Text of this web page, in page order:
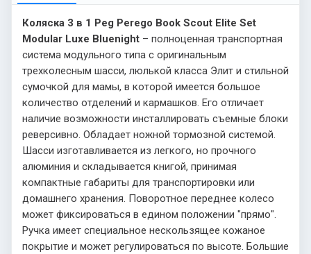
Коляска 3 в 1 Peg Perego Book Scout Elite Set
Modular Luxe Bluenight – полноценная транспортная
система модульного типа с оригинальным
трехколесным шасси, люлькой класса Элит и стильной
сумочкой для мамы, в которой имеется большое
количество отделений и кармашков. Его отличает
наличие возможности инсталлировать съемные блоки
реверсивно. Обладает ножной тормозной системой.
Шасси изготавливается из легкого, но прочного
алюминия и складывается книгой, принимая
компактные габариты для транспортировки или
домашнего хранения. Поворотное переднее колесо
может фиксироваться в едином положении "прямо".
Ручка имеет специальное нескользящее кожаное
покрытие и может регулироваться по высоте. Большие